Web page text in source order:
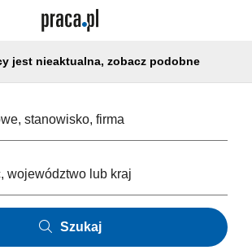
jest nieaktualna, zobacz podobne
Szukaj